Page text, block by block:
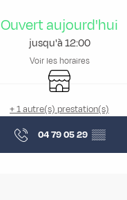
Ouvert aujourd'hui
jusqu'à 12:00
Voir les horaires
Boutique
+ 1 autre(s) prestation(s)
04 79 05 29 ▒▒